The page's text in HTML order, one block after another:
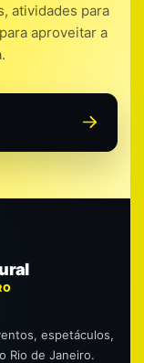
atividades para
aproveitar a
espetáculos,
Rio de Janeiro.